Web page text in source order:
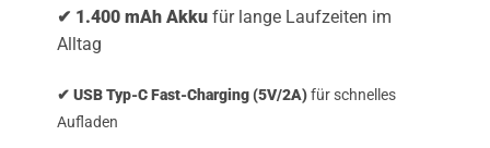
✔ 1.400 mAh Akkufür lange Laufzeiten im
Alltag
✔ USB Typ-C Fast-Charging (5V/2A)für schnelles
Aufladen